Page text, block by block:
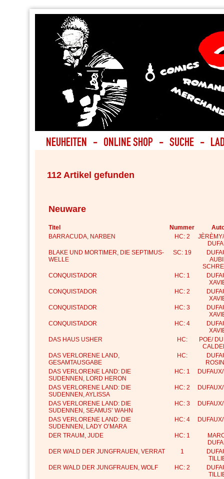
112 Artikel gefunden
Neuware
Titel Nummer
BARRACUDA, NARBEN
HC: 2
BLAKE UND MORTIMER, DIE SEPTIMUS-
WELLE
SC: 19
CONQUISTADOR
HC: 1
CONQUISTADOR
HC: 2
CONQUISTADOR
HC: 3
CONQUISTADOR
HC: 4
DAS HAUS USHER
HC:
POE/
DAS VERLORENE LAND,
GESAMTAUSGABE
HC:
DAS VERLORENE LAND: DIE
SUDENNEN, LORD HERON
HC: 1
DAS VERLORENE LAND: DIE
SUDENNEN, AYLISSA
HC: 2
DAS VERLORENE LAND: DIE
SUDENNEN, SEAMUS’ WAHN
HC: 3
DAS VERLORENE LAND: DIE
SUDENNEN, LADY O’MARA
HC: 4
DER TRAUM, JUDE HC: 1
DER WALD DER JUNGFRAUEN, VERRAT
1
DER WALD DER JUNGFRAUEN, WOLF
HC: 2